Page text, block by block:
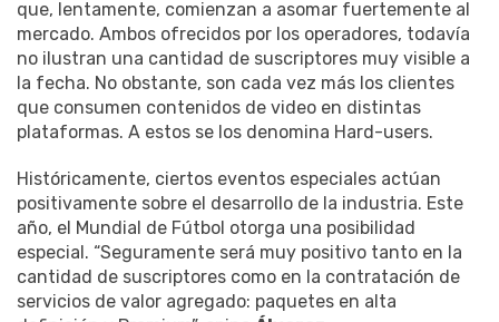
que, lentamente, comienzan a asomar fuertemente al
mercado. Ambos ofrecidos por los operadores, todavía
no ilustran una cantidad de suscriptores muy visible a
la fecha. No obstante, son cada vez más los clientes
que consumen contenidos de video en distintas
plataformas. A estos se los denomina Hard-users.
Históricamente, ciertos eventos especiales actúan
positivamente sobre el desarrollo de la industria. Este
año, el Mundial de Fútbol otorga una posibilidad
especial. “Seguramente será muy positivo tanto en la
cantidad de suscriptores como en la contratación de
servicios de valor agregado: paquetes en alta